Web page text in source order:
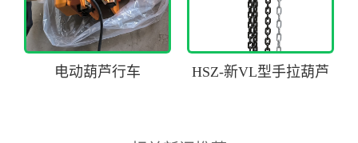
电动葫芦行车 HSZ-新VL型手拉葫芦